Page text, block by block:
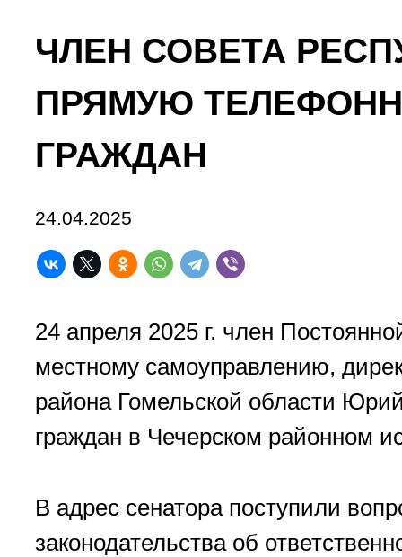
ЧЛЕН СОВЕТА
ПРЯМУЮ
ГРАЖДАН
24.04.2025
24 апреля 2025 г. член
местному самоуправлению,
района Гомельской области
граждан в Чечерском районном
В адрес сенатора поступили
законодательства об